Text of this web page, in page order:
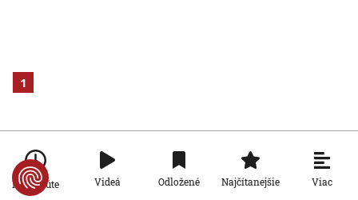
1
Po minúte Videá Odložené Najčítanejšie Viac